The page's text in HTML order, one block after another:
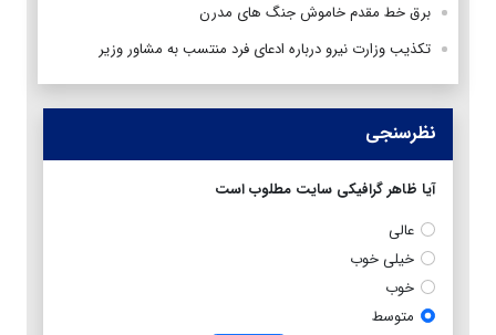
برق خط مقدم خاموش جنگ های مدرن
تکذیب وزارت نیرو درباره ادعای فرد منتسب به مشاور وزیر
نظرسنجی
آیا ظاهر گرافیکی سایت مطلوب است
عالی
خیلی خوب
خوب
متوسط